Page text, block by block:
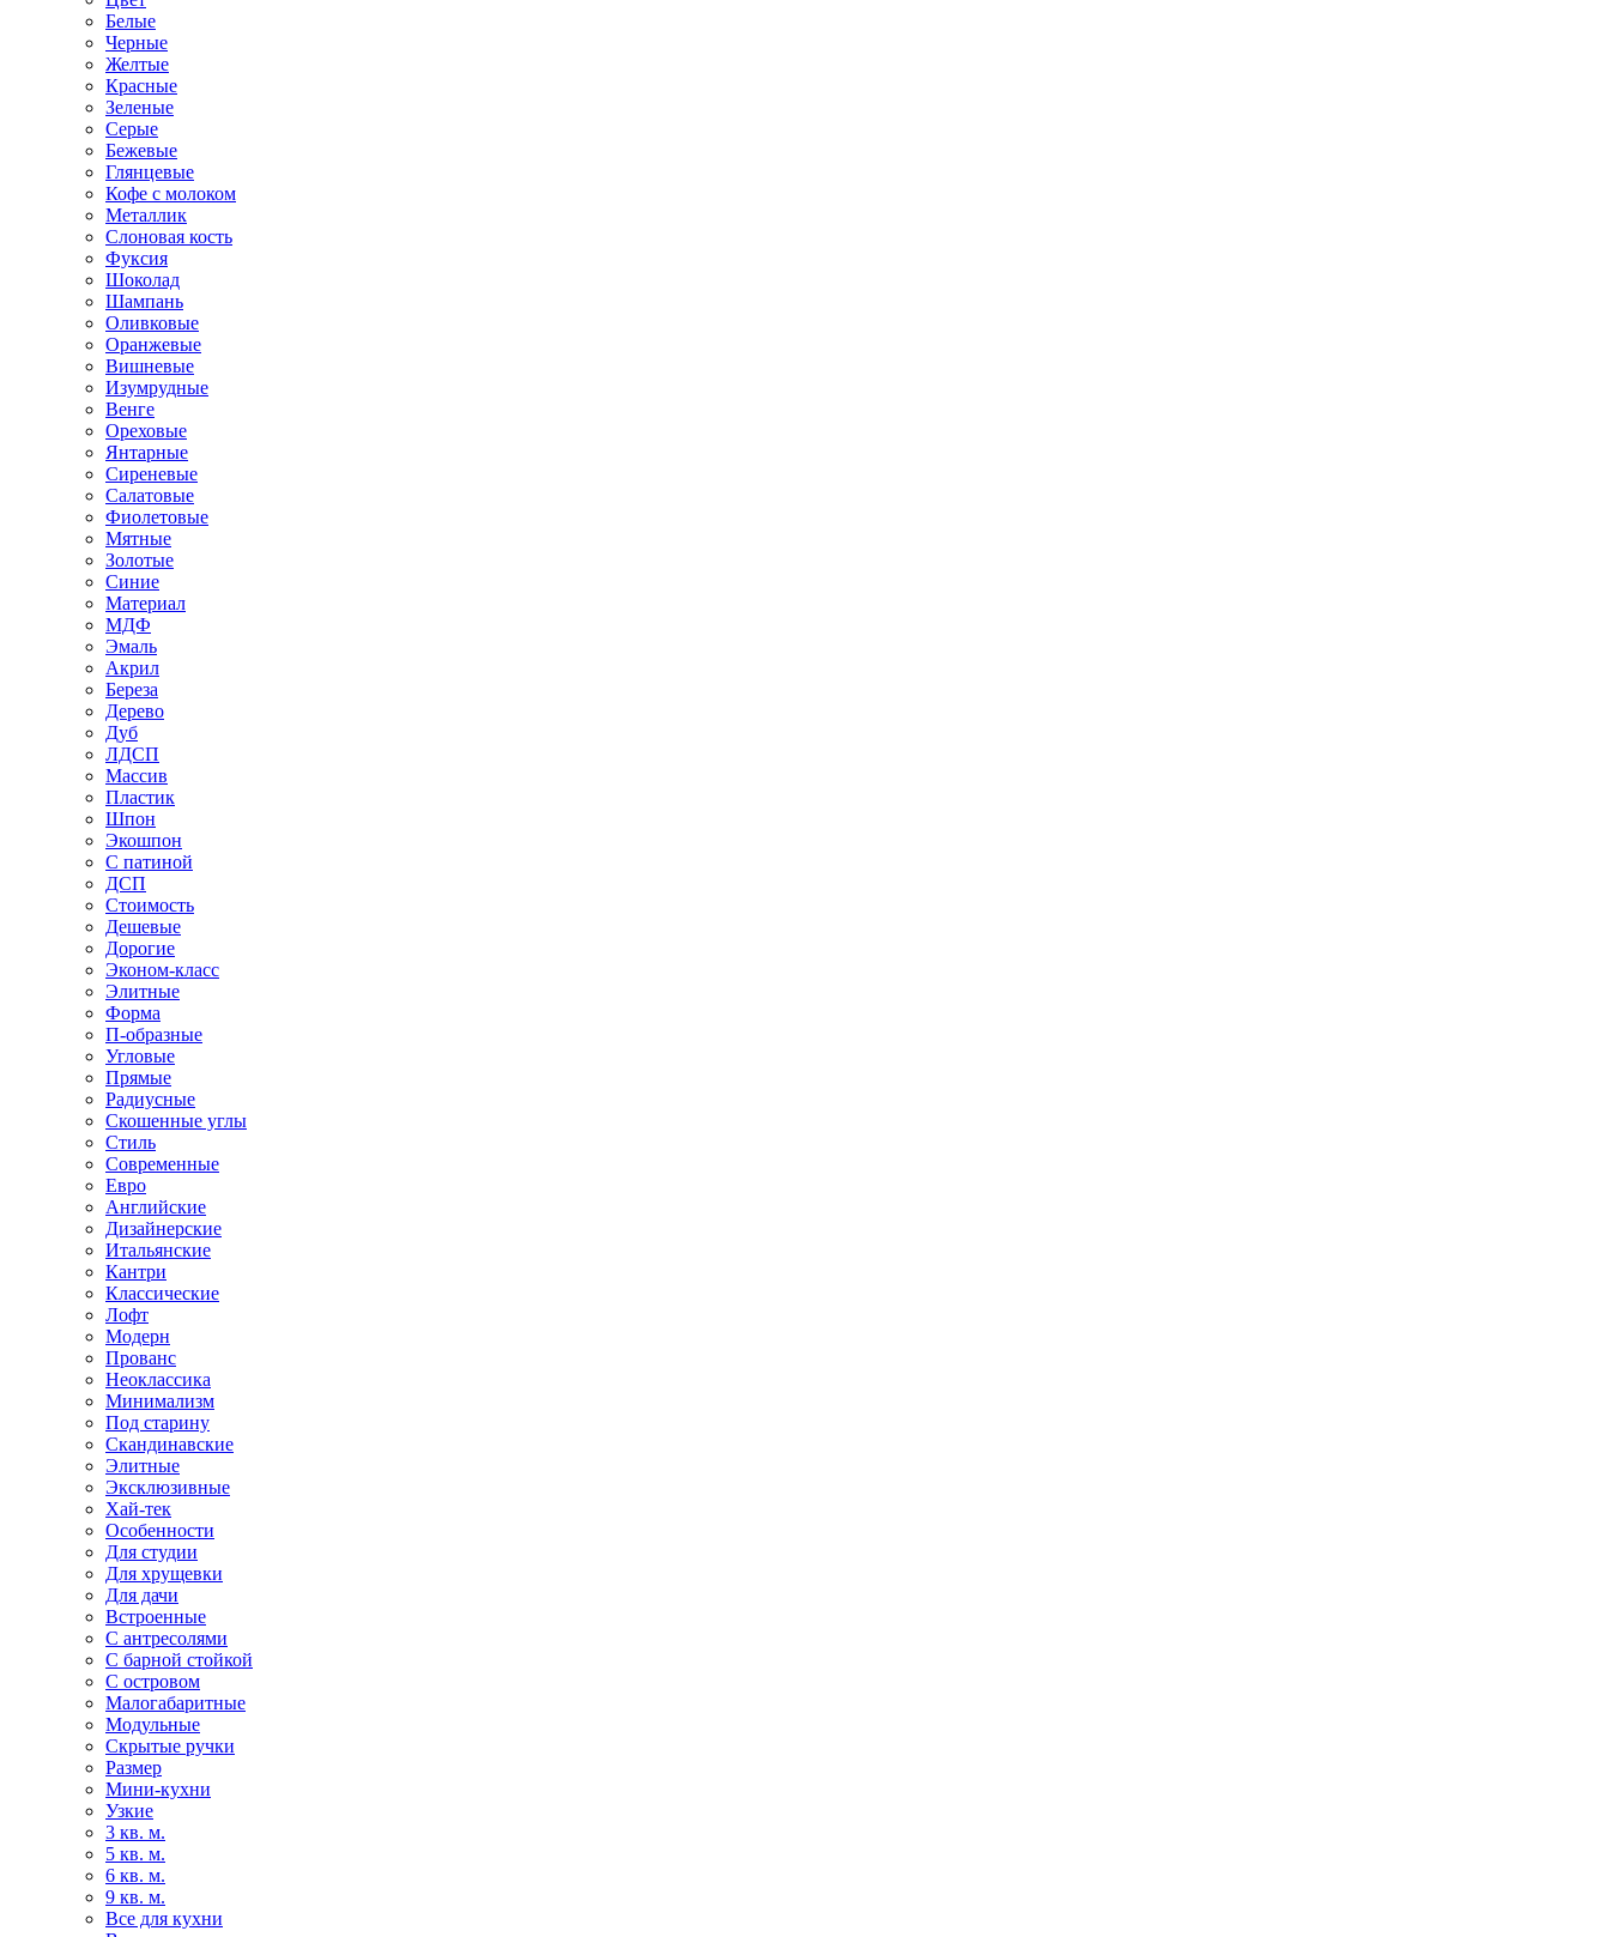
Белые
Черные
Желтые
Красные
Зеленые
Серые
Бежевые
Глянцевые
Кофе с молоком
Металлик
Слоновая кость
Фуксия
Шоколад
Шампань
Оливковые
Оранжевые
Вишневые
Изумрудные
Венге
Ореховые
Янтарные
Сиреневые
Салатовые
Фиолетовые
Мятные
Золотые
Синие
Материал
МДФ
Эмаль
Акрил
Береза
Дерево
Дуб
ЛДСП
Массив
Пластик
Шпон
Экошпон
С патиной
ДСП
Стоимость
Дешевые
Дорогие
Эконом-класс
Элитные
Форма
П-образные
Угловые
Прямые
Радиусные
Скошенные углы
Стиль
Современные
Евро
Английские
Дизайнерские
Итальянские
Кантри
Классические
Лофт
Модерн
Прованс
Неоклассика
Минимализм
Под старину
Скандинавские
Элитные
Эксклюзивные
Хай-тек
Особенности
Для студии
Для хрущевки
Для дачи
Встроенные
С антресолями
С барной стойкой
С островом
Малогабаритные
Модульные
Скрытые ручки
Размер
Мини-кухни
Узкие
3 кв. м.
5 кв. м.
6 кв. м.
9 кв. м.
Все для кухни